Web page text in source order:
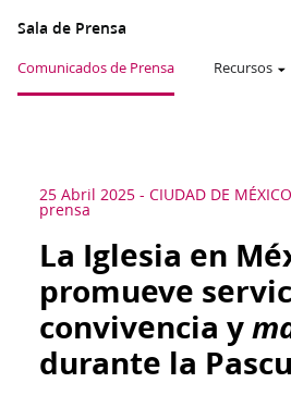
Sala de Prensa
Comunicados de Prensa Recursos
25 Abril 2025 - CIUDAD DE MÉXICO
prensa
La Iglesia en
promueve
convivencia y
durante la